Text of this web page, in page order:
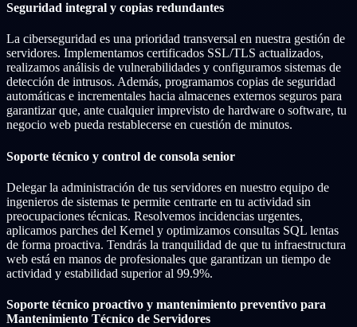
Seguridad integral y copias redundantes
La ciberseguridad es una prioridad transversal en nuestra gestión de
servidores. Implementamos certificados SSL/TLS actualizados,
realizamos análisis de vulnerabilidades y configuramos sistemas de
detección de intrusos. Además, programamos copias de seguridad
automáticas e incrementales hacia almacenes externos seguros para
garantizar que, ante cualquier imprevisto de hardware o software, tu
negocio web pueda restablecerse en cuestión de minutos.
Soporte técnico y control de consola senior
Delegar la administración de tus servidores en nuestro equipo de
ingenieros de sistemas te permite centrarte en tu actividad sin
preocupaciones técnicas. Resolvemos incidencias urgentes,
aplicamos parches del Kernel y optimizamos consultas SQL lentas
de forma proactiva. Tendrás la tranquilidad de que tu infraestructura
web está en manos de profesionales que garantizan un tiempo de
actividad y estabilidad superior al 99.9%.
Soporte técnico proactivo y mantenimiento preventivo para
Mantenimiento Técnico de Servidores